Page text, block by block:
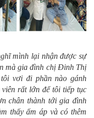
mình lại nhận được sự
mà gia đình chị Đinh Thị
vơi đi phần nào gánh
rất lớn để tôi tiếp tục
chân thành tới gia đình
thấy ấm áp và có thêm